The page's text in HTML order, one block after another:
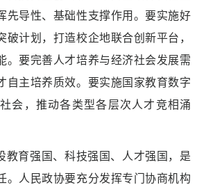
先导性、基础性支撑作用。要实施好
破计划，打造校企地联合创新平台，
。要完善人才培养与经济社会发展需
自主培养质效。要实施国家教育数字
会，推动各类型各层次人才竞相涌
教育强国、科技强国、人才强国，是
。人民政协要充分发挥专门协商机构